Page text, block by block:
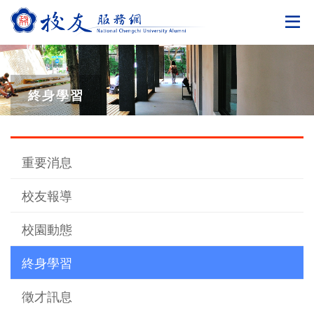
切
終身學習
重要消息
校友報導
校園動態
終身學習
徵才訊息